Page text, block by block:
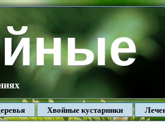
Хвойные кустарники